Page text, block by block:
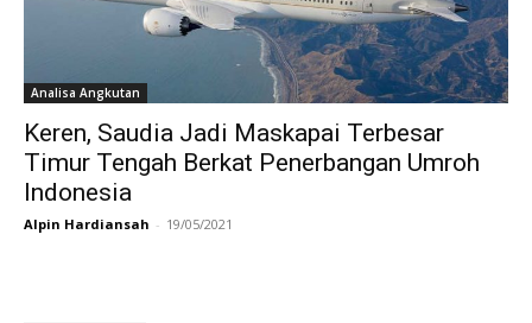
Analisa Angkutan
Keren, Saudia Jadi Maskapai Terbesar
Timur Tengah Berkat Penerbangan Umroh
Indonesia
Alpin Hardiansah - 19/05/2021